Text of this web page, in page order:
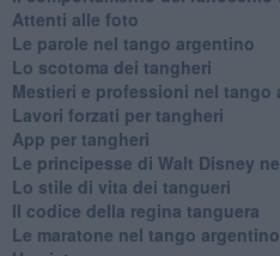
Attenti alle foto
Le parole nel tango argentino
Lo scotoma dei tangheri
Mestieri e professioni nel tango
Lavori forzati per tangheri
App per tangheri
Le principesse di Walt Disney
Lo stile di vita dei tangueri
Il codice della regina tanguera
Le maratone nel tango argentino